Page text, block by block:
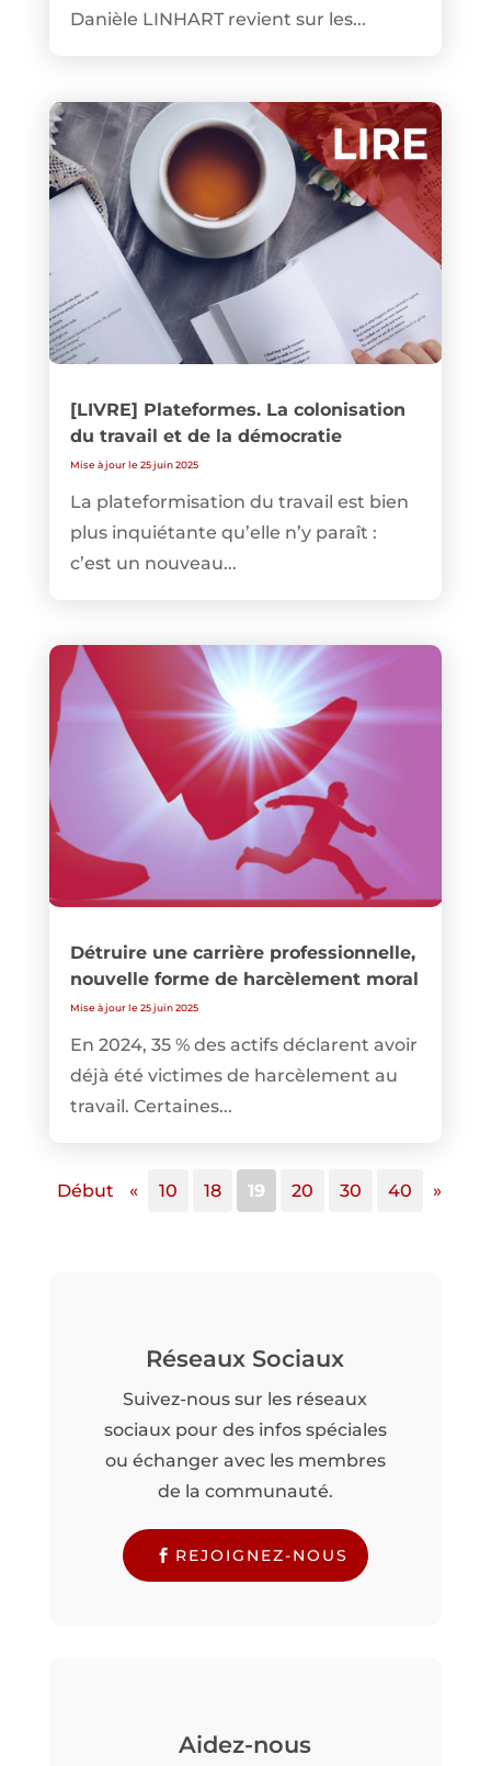
Danièle LINHART revient sur les...
[LIVRE] Plateformes. La colonisation
du travail et de la démocratie
Mise à jour le 25 juin 2025
La plateformisation du travail est bien
plus inquiétante qu’elle n’y paraît :
c’est un nouveau...
Détruire une carrière professionnelle,
nouvelle forme de harcèlement moral
Mise à jour le 25 juin 2025
En 2024, 35 % des actifs déclarent avoir
déjà été victimes de harcèlement au
travail. Certaines...
Début « 10 18 19 20 30 40 »
Réseaux Sociaux
Suivez-nous sur les réseaux
sociaux pour des infos spéciales
ou échanger avec les membres
de la communauté.
REJOIGNEZ-NOUS
Aidez-nous